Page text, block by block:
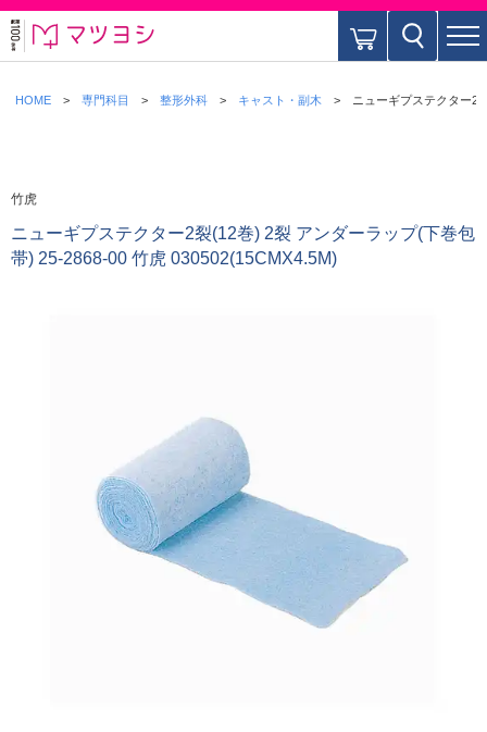
HOME 専門科目 整形外科 キャスト・副木 ニューギプステクター2
竹虎
ニューギプステクター2裂(12巻) 2裂 アンダーラップ(下巻包
帯) 25-2868-00 竹虎 030502(15CMX4.5M)